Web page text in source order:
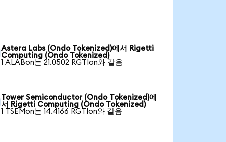
Astera Labs (Ondo Tokenized)에서 Rigetti
Computing (Ondo Tokenized)
1 ALABon는 21.0502 RGTIon와 같음
Tower Semiconductor (Ondo Tokenized)에
서 Rigetti Computing (Ondo Tokenized)
1 TSEMon는 14.4166 RGTIon와 같음